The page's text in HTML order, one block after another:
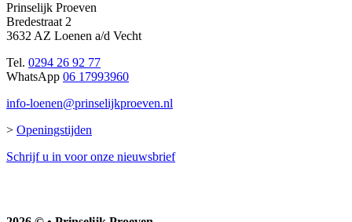
Prinselijk Proeven
Bredestraat 2
3632 AZ Loenen a/d Vecht
Tel. 0294 26 92 77
WhatsApp 06 17993960
info-loenen@prinselijkproeven.nl
> Openingstijden
Schrijf u in voor onze nieuwsbrief